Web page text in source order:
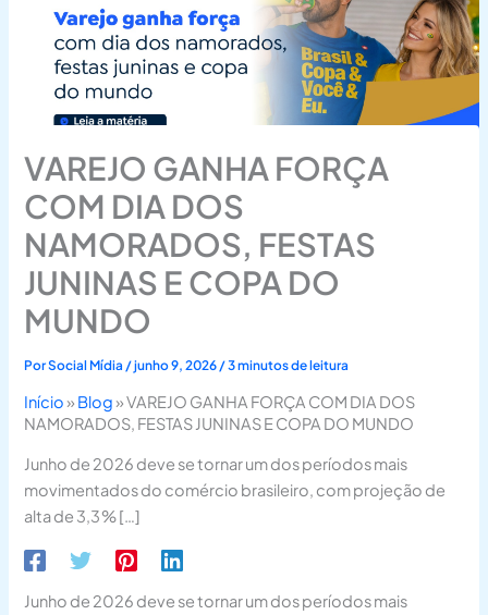
VAREJO GANHA FORÇA
COM DIA DOS
NAMORADOS, FESTAS
JUNINAS E COPA DO
MUNDO
PorSocial Mídia /junho 9, 2026 /3 minutos de leitura
Início» Blog»VAREJO GANHA FORÇA COM DIA DOS
NAMORADOS, FESTAS JUNINAS E COPA DO MUNDO
Junho de 2026 deve se tornar um dos períodos mais
movimentados do comércio brasileiro, com projeção de
alta de 3,3 % […]
Junho de 2026 deve se tornar um dos períodos mais